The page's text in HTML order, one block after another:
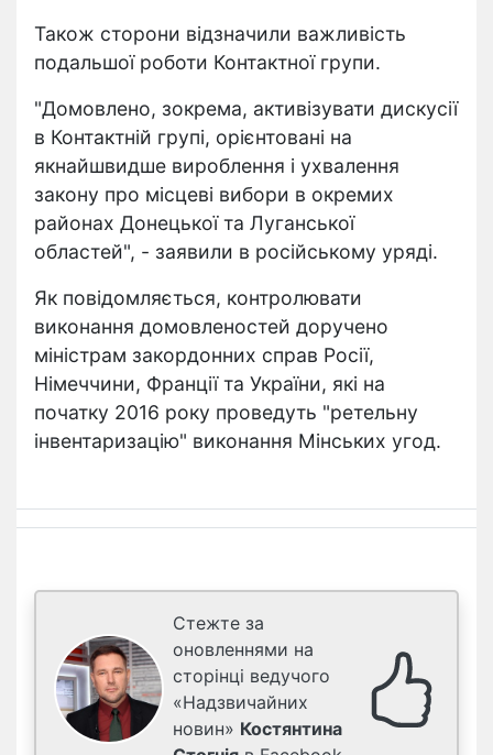
Також сторони відзначили важливість
подальшої роботи Контактної групи.
"Домовлено, зокрема, активізувати дискусії
в Контактній групі, орієнтовані на
якнайшвидше вироблення і ухвалення
закону про місцеві вибори в окремих
районах Донецької та Луганської
областей", - заявили в російському уряді.
Як повідомляється, контролювати
виконання домовленостей доручено
міністрам закордонних справ Росії,
Німеччини, Франції та України, які на
початку 2016 року проведуть "ретельну
інвентаризацію" виконання Мінських угод.
Стежте за
оновленнями на
сторінці ведучого
«Надзвичайних
новин» Костянтина